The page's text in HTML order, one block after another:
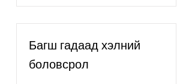
Багш гадаад хэлний
боловсрол